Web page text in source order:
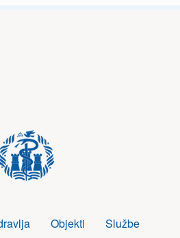
Objekti Službe